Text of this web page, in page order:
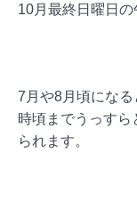
10月最終日曜日の
7月や8月頃にな
時頃までうっすら
られます。